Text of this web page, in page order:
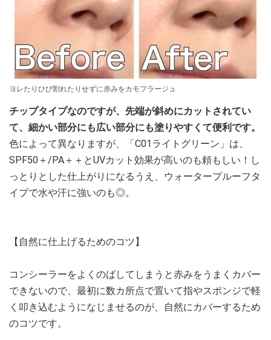
ヨレたりひび割れたりせずに赤みをカモフラージュ
チップタイプなのですが、先端が斜めにカットされてい
て、細かい部分にも広い部分にも塗りやすくて便利です。
色によって異なりますが、「C01ライトグリーン」は、
SPF50＋/PA＋＋とUVカット効果が高いのも頼もしい！し
っとりとした仕上がりになるうえ、ウォータープルーフタ
イプで水や汗に強いのも◎。
【自然に仕上げるためのコツ】
コンシーラーをよくのばしてしまうと赤みをうまくカバー
できないので、最初に数カ所点で置いて指やスポンジで軽
く叩き込むようになじませるのが、自然にカバーするため
のコツです。